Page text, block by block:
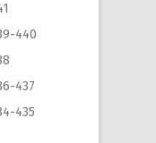
440
437
435